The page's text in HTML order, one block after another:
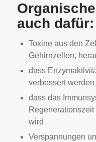
auch dafür:
Toxine aus den
Gehirnzellen,
dass
verbessert werden
dass das
wird
Verspannungen